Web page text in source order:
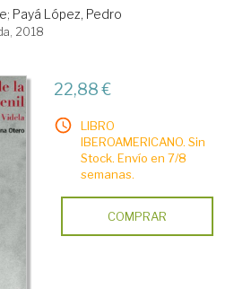
; Payá López, Pedro
2018
22,88 €
LIBRO
IBEROAMERICANO. Sin
Stock. Envío en 7/8
semanas.
COMPRAR